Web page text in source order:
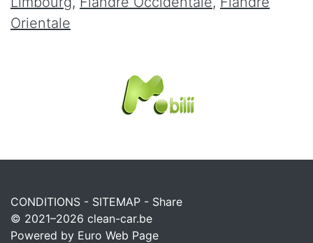
Orientale
CONDITIONS - SITEMAP - Share
© 2021–2026 clean-car.be
Powered by Euro Web Page